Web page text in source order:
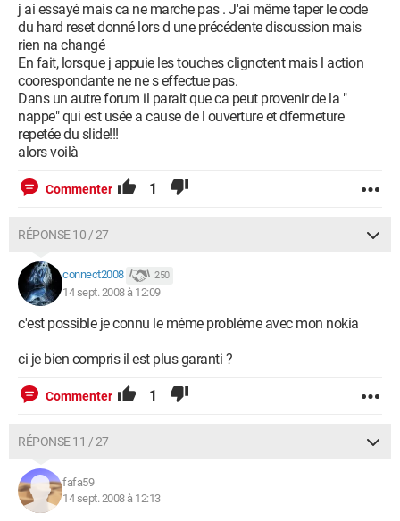
j ai essayé mais ca ne marche pas . J'ai même taper le code
du hard reset donné lors d une précédente discussion mais
rien na changé
En fait, lorsque j appuie les touches clignotent mais l action
coorespondante ne ne s effectue pas.
Dans un autre forum il parait que ca peut provenir de la "
nappe" qui est usée a cause de l ouverture et dfermeture
repetée du slide!!!
alors voilà
Commenter 1
RÉPONSE 10 / 27
connect2008 250
14 sept. 2008 à 12:09
c'est possible je connu le méme probléme avec mon nokia
ci je bien compris il est plus garanti ?
Commenter 1
RÉPONSE 11 / 27
fafa59
14 sept. 2008 à 12:13